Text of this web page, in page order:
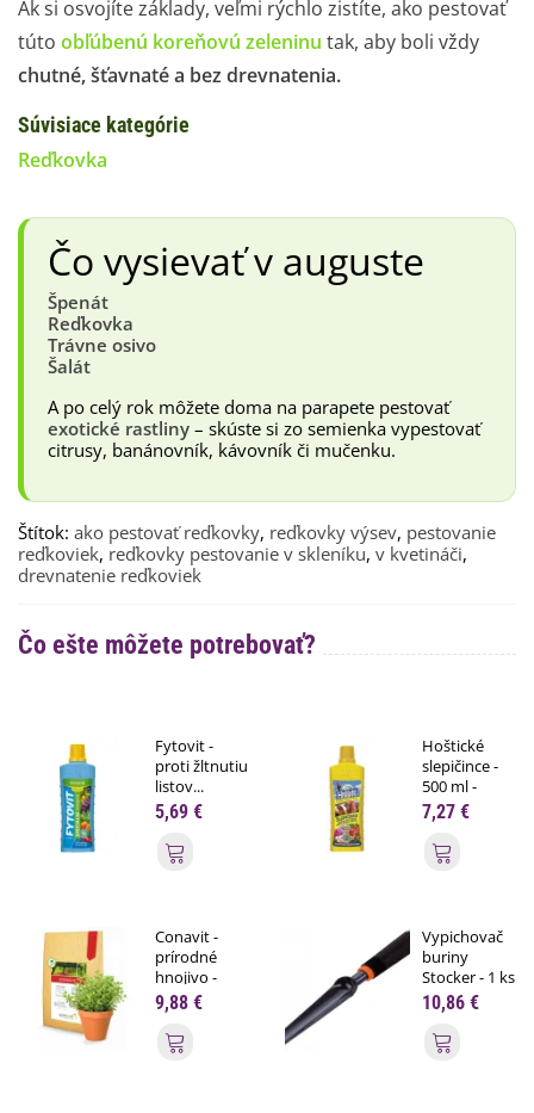
Ak si osvojíte základy, veľmi rýchlo zistíte, ako pestovať
túto obľúbenú koreňovú zeleninu tak, aby boli vždy
chutné, šťavnaté a bez drevnatenia.
Súvisiace kategórie
Reďkovka
Čo vysievať v auguste
Špenát
Reďkovka
Trávne osivo
Šalát
A po celý rok môžete doma na parapete pestovať
exotické rastliny – skúste si zo semienka vypestovať
citrusy, banánovník, kávovník či mučenku.
Štítok: ako pestovať reďkovky, reďkovky výsev, pestovanie
reďkoviek, reďkovky pestovanie v skleníku, v kvetináči,
drevnatenie reďkoviek
Čo ešte môžete potrebovať?
Fytovit -
proti žltnutiu
listov...
5,69 €
Hoštické
slepičince -
500 ml -
tekuté...
7,27 €
Conavit -
prírodné
hnojivo -
750 g
9,88 €
Pridať do košíka
Vypichovač
buriny
Stocker - 1 ks
10,86 €